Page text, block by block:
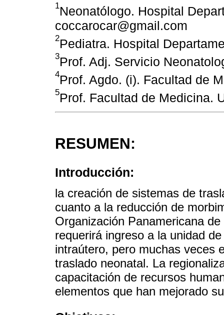
1Neonatólogo. Hospital
coccarocar@gmail.com
2Pediatra. Hospital
3Prof. Adj. Servicio
4Prof. Agdo. (i). Facultad de
5Prof. Facultad de Medicina.
RESUMEN:
Introducción:
la creación de sistemas de
cuanto a la reducción de
Organización Panamericana
requerirá ingreso a la unidad
intraútero, pero muchas veces
traslado neonatal. La
capacitación de recursos
elementos que han mejorado